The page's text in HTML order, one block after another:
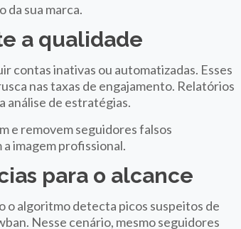
da sua marca.
a qualidade
contas inativas ou automatizadas. Esses
nas taxas de engajamento. Relatórios
análise de estratégias.
e removem seguidores falsos
imagem profissional.
para o alcance
o algoritmo detecta picos suspeitos de
Nesse cenário, mesmo seguidores